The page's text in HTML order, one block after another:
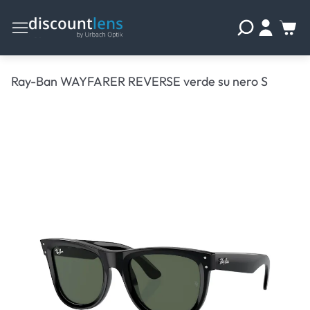
Ray-Ban WAYFARER REVERSE verde su nero S